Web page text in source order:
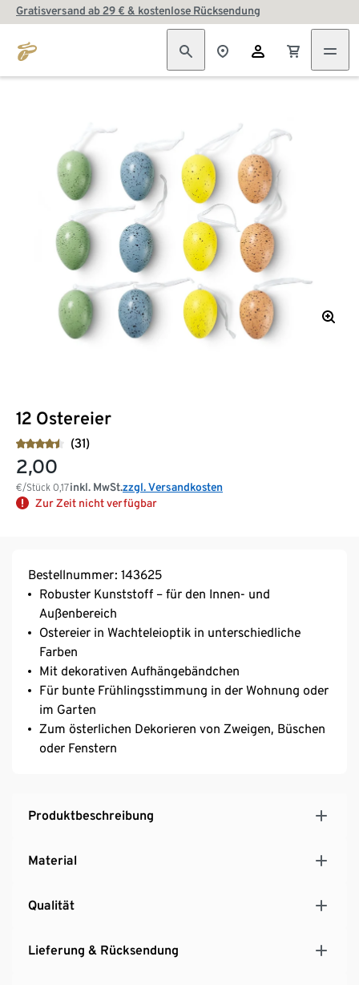
Gratisversand ab 29 € & kostenlose Rücksendung
12 Ostereier
(31)
2,00
€/Stück 0,17inkl. MwSt.zzgl. Versandkosten
Zur Zeit nicht verfügbar
Bestellnummer: 143625
Robuster Kunststoff – für den Innen- und
Außenbereich
Ostereier in Wachteleioptik in unterschiedliche
Farben
Mit dekorativen Aufhängebändchen
Für bunte Frühlingsstimmung in der Wohnung oder
im Garten
Zum österlichen Dekorieren von Zweigen, Büschen
oder Fenstern
Produktbeschreibung
Material
Qualität
Lieferung & Rücksendung